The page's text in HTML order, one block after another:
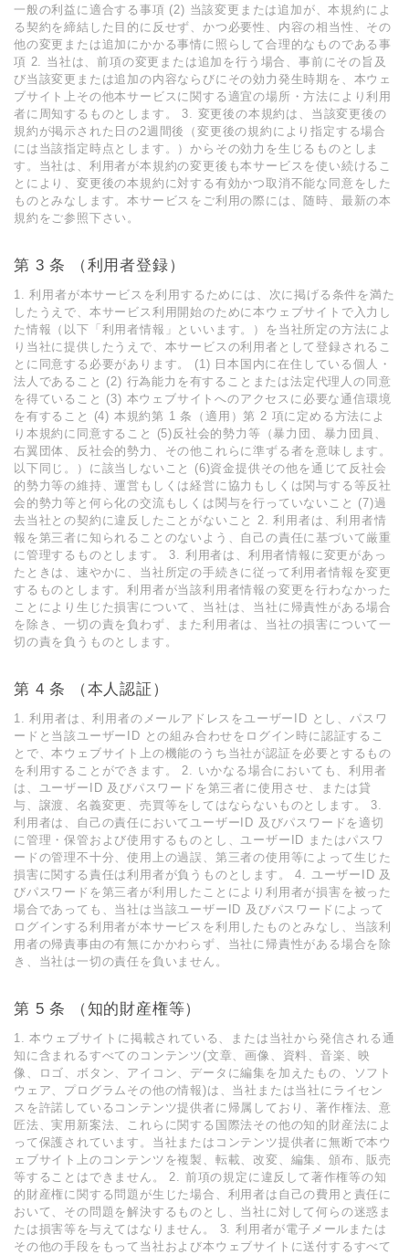
⼀般の利益に適合する事項 (2) 当該変更または追加が、本規約によ
る契約を締結した⽬的に反せず、かつ必要性、内容の相当性、その
他の変更または追加にかかる事情に照らして合理的なものである事
項 2. 当社は、前項の変更または追加を⾏う場合、事前にその旨及
び当該変更または追加の内容ならびにその効⼒発⽣時期を、本ウェ
ブサイト上その他本サービスに関する適宜の場所・⽅法により利⽤
者に周知するものとします。 3. 変更後の本規約は、当該変更後の
規約が掲⽰された⽇の2週間後（変更後の規約により指定する場合
には当該指定時点とします。）からその効⼒を⽣じるものとしま
す。当社は、利⽤者が本規約の変更後も本サービスを使い続けるこ
とにより、変更後の本規約に対する有効かつ取消不能な同意をした
ものとみなします。本サービスをご利⽤の際には、随時、最新の本
規約をご参照下さい。
第 3 条 （利⽤者登録）
1. 利⽤者が本サービスを利⽤するためには、次に掲げる条件を満た
したうえで、本サービス利⽤開始のために本ウェブサイトで⼊⼒し
た情報（以下「利⽤者情報」といいます。）を当社所定の⽅法によ
り当社に提供したうえで、本サービスの利⽤者として登録されるこ
とに同意する必要があります。 (1) ⽇本国内に在住している個⼈・
法⼈であること (2) ⾏為能⼒を有することまたは法定代理⼈の同意
を得ていること (3) 本ウェブサイトへのアクセスに必要な通信環境
を有すること (4) 本規約第 1 条（適⽤）第 2 項に定める⽅法によ
り本規約に同意すること (5)反社会的勢⼒等（暴⼒団、暴⼒団員、
右翼団体、反社会的勢⼒、その他これらに準ずる者を意味します。
以下同じ。）に該当しないこと (6)資⾦提供その他を通じて反社会
的勢⼒等の維持、運営もしくは経営に協⼒もしくは関与する等反社
会的勢⼒等と何ら化の交流もしくは関与を⾏っていないこと (7)過
去当社との契約に違反したことがないこと 2. 利⽤者は、利⽤者情
報を第三者に知られることのないよう、⾃⼰の責任に基づいて厳重
に管理するものとします。 3. 利⽤者は、利⽤者情報に変更があっ
たときは、速やかに、当社所定の⼿続きに従って利⽤者情報を変更
するものとします。利⽤者が当該利⽤者情報の変更を⾏わなかった
ことにより⽣じた損害について、当社は、当社に帰責性がある場合
を除き、⼀切の責を負わず、また利⽤者は、当社の損害について⼀
切の責を負うものとします。
第 4 条 （本⼈認証）
1. 利⽤者は、利⽤者のメールアドレスをユーザーID とし、パスワ
ードと当該ユーザーID との組み合わせをログイン時に認証するこ
とで、本ウェブサイト上の機能のうち当社が認証を必要とするもの
を利⽤することができます。 2. いかなる場合においても、利⽤者
は、ユーザーID 及びパスワードを第三者に使⽤させ、または貸
与、譲渡、名義変更、売買等をしてはならないものとします。 3.
利⽤者は、⾃⼰の責任においてユーザーID 及びパスワードを適切
に管理・保管および使⽤するものとし、ユーザーID またはパスワ
ードの管理不⼗分、使⽤上の過誤、第三者の使⽤等によって⽣じた
損害に関する責任は利⽤者が負うものとします。 4. ユーザーID 及
びパスワードを第三者が利⽤したことにより利⽤者が損害を被った
場合であっても、当社は当該ユーザーID 及びパスワードによって
ログインする利⽤者が本サービスを利⽤したものとみなし、当該利
⽤者の帰責事由の有無にかかわらず、当社に帰責性がある場合を除
き、当社は⼀切の責任を負いません。
第 5 条 （知的財産権等）
1. 本ウェブサイトに掲載されている、または当社から発信される通
知に含まれるすべてのコンテンツ(⽂章、画像、資料、⾳楽、映
像、ロゴ、ボタン、アイコン、データに編集を加えたもの、ソフト
ウェア、プログラムその他の情報)は、当社または当社にライセン
スを許諾しているコンテンツ提供者に帰属しており、著作権法、意
匠法、実⽤新案法、これらに関する国際法その他の知的財産法によ
って保護されています。当社またはコンテンツ提供者に無断で本ウ
ェブサイト上のコンテンツを複製、転載、改変、編集、頒布、販売
等することはできません。 2. 前項の規定に違反して著作権等の知
的財産権に関する問題が⽣じた場合、利⽤者は⾃⼰の費⽤と責任に
おいて、その問題を解決するものとし、当社に対して何らの迷惑ま
たは損害等を与えてはなりません。 3. 利⽤者が電⼦メールまたは
その他の⼿段をもって当社および本ウェブサイトに送付するすべて